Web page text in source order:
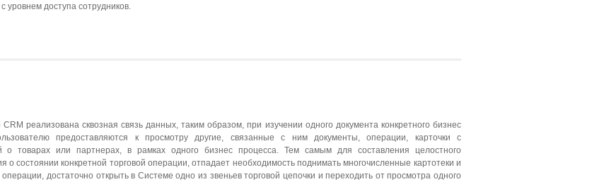
уровнем доступа сотрудников.
реализована сквозная связь данных, таким образом, при изучении одного документа конкретного бизнес
предоставляются к просмотру другие, связанные с ним документы, операции, карточки с
о товарах или партнерах, в рамках одного бизнес процесса. Тем самым для составления целостного
о состоянии конкретной торговой операции, отпадает необходимость поднимать многочисленные картотеки и
достаточно открыть в Системе одно из звеньев торговой цепочки и переходить от просмотра одного